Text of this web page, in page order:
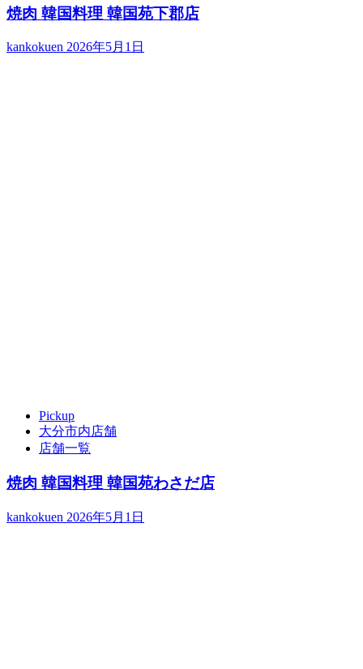
焼肉 韓国料理 韓国苑下郡店
kankokuen 2026年5月1日
Pickup
大分市内店舗
店舗一覧
焼肉 韓国料理 韓国苑わさだ店
kankokuen 2026年5月1日